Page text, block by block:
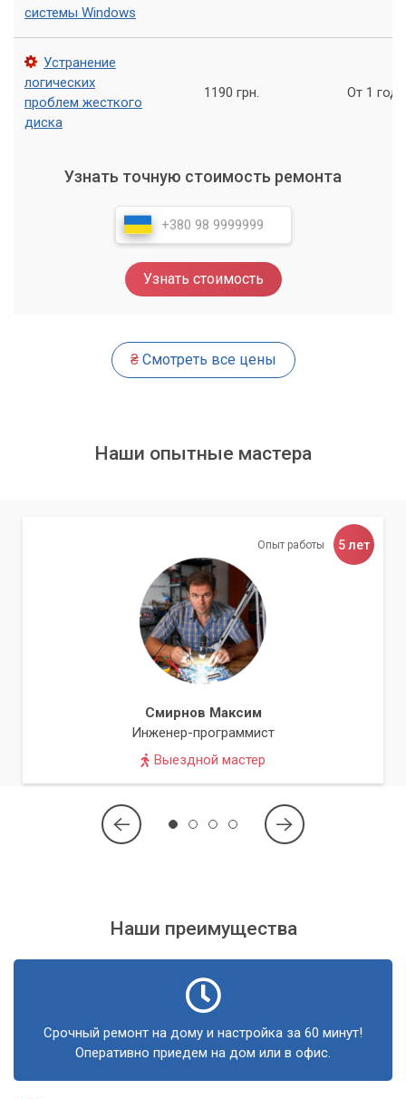
системы Windows
Устранение
логических
проблем жесткого
диска
1190 грн. От 1 года
Узнать точную стоимость ремонта
Узнать стоимость
₴Смотреть все цены
Наши опытные мастера
Опыт работы 5 лет
Смирнов Максим
Инженер-программист
Выездной мастер
Наши преимущества
Срочный ремонт на дому и настройка за 60 минут!
Оперативно приедем на дом или в офис.